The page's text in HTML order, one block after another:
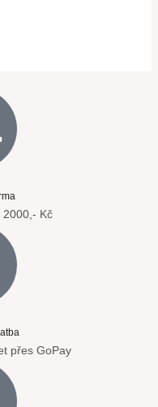
2000,- Kč
přes GoPay